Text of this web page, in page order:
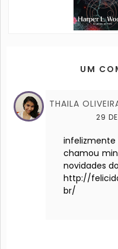
UM
THAILA
29
chamou
novidades
http://
br/